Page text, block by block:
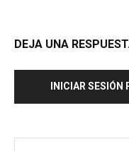
DEJA UNA
INICIAR